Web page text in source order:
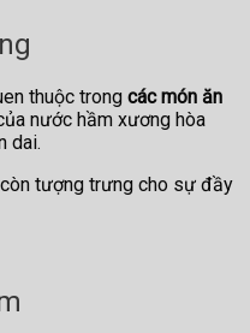
thuộc trong các món ăn
nước hầm xương hòa
dai.
tượng trưng cho sự đầy